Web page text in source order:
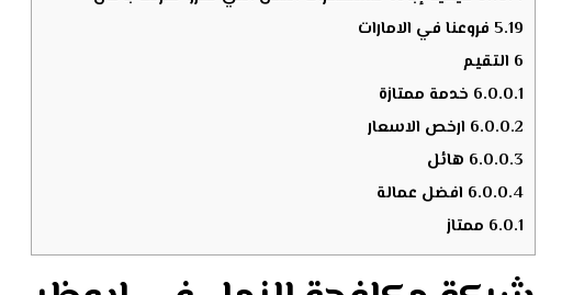
5.19فروعنا في الامارات
6 التقيم
6.0.0.1 خدمة ممتازة
6.0.0.2 ارخص الاسعار
6.0.0.3 هائل
6.0.0.4 افضل عمالة
6.0.1 ممتاز